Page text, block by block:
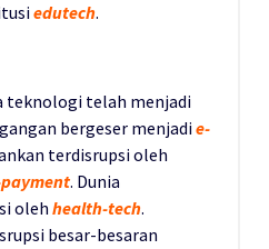
edutech.
teknologi telah menjadi
bergeser menjadie-
terdisrupsi oleh
. Dunia
oleh health-tech.
besar-besaran